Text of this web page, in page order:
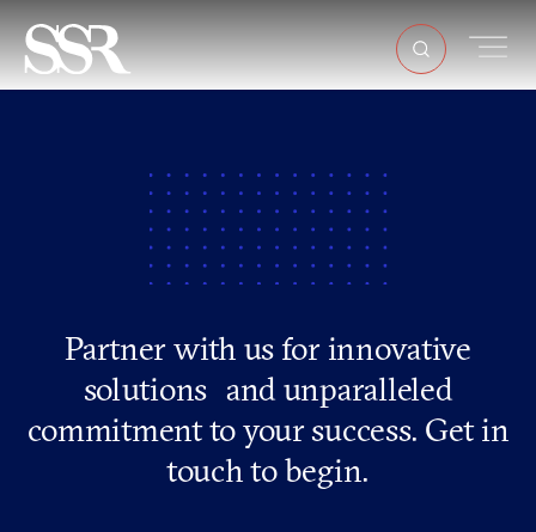
Partner with us for innovative
solutions and unparalleled
commitment to your success. Get in
touch to begin.